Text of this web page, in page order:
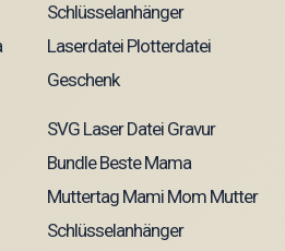
SVG Laser Datei Gravur
Bundle Beste Mama
Muttertag Mami Mom Mutter
Schlüsselanhänger